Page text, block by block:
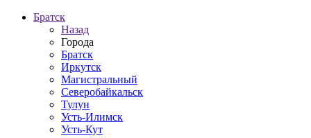
Братск
Назад
Города
Братск
Иркутск
Магистральный
Северобайкальск
Тулун
Усть-Илимск
Усть-Кут